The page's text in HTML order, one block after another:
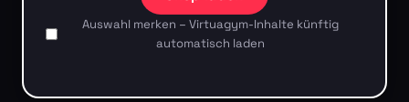
Auswahl merken – Virtuagym-Inhalte künftig
automatisch laden